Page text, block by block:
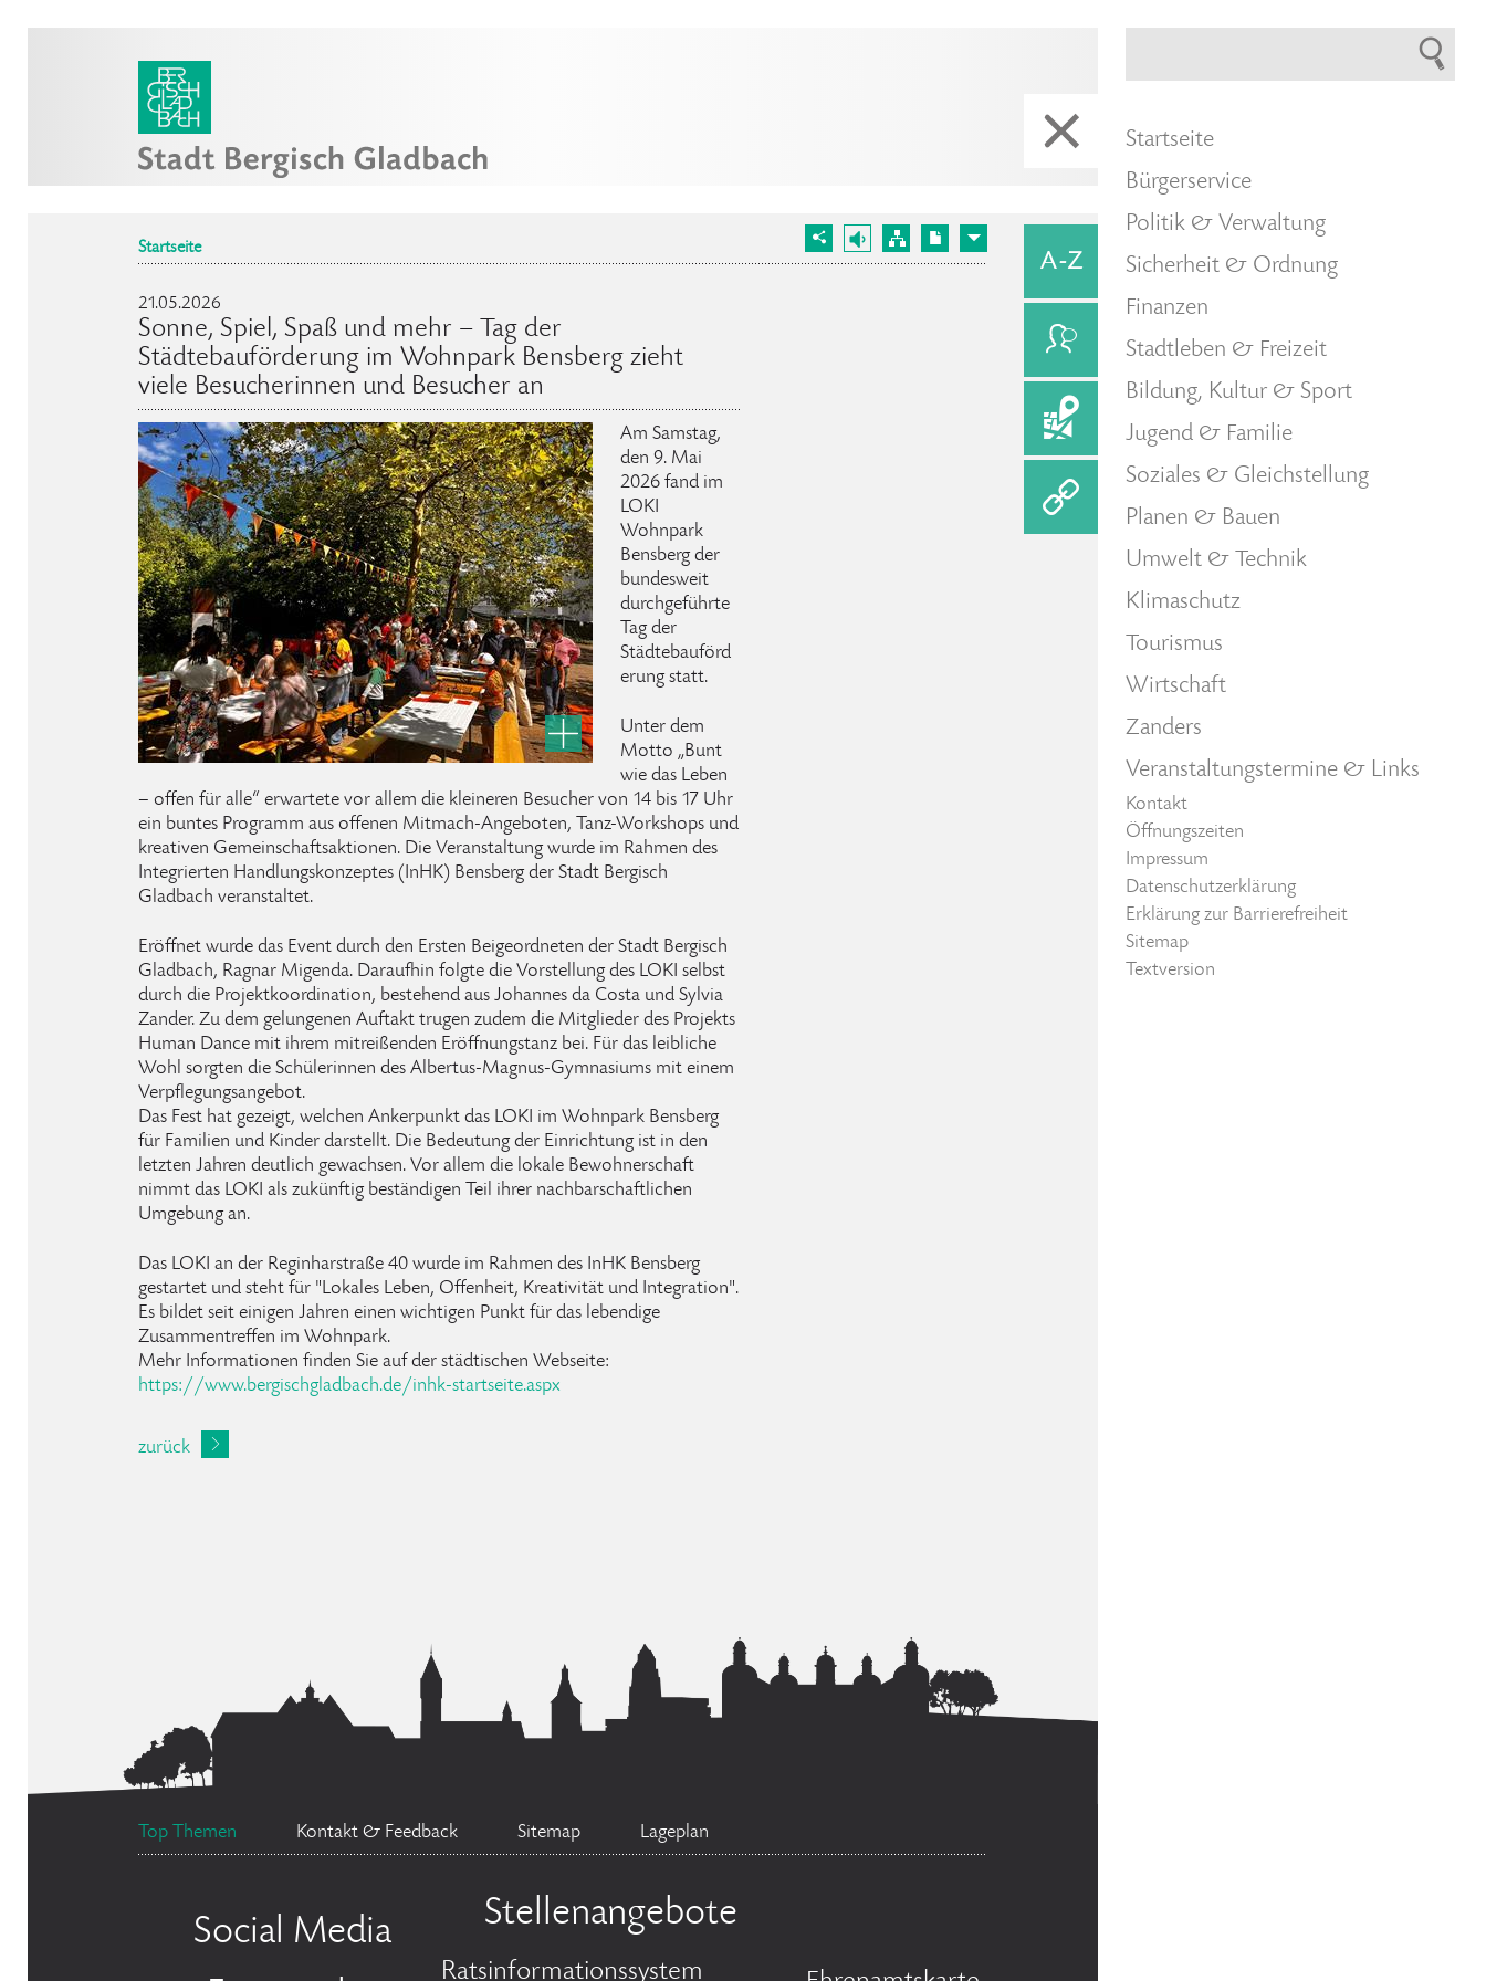
Startseite
21.05.2026
Sonne, Spiel, Spaß und mehr – Tag der
Städtebauförderung im Wohnpark Bensberg zieht
viele Besucherinnen und Besucher an
Am Samstag,
den 9. Mai
2026 fand im
LOKI
Wohnpark
Bensberg der
bundesweit
durchgeführte
Tag der
Städtebauförd
erung statt.
Unter dem
Motto „Bunt
wie das Leben
– offen für alle“ erwartete vor allem die kleineren Besucher von 14 bis 17 Uhr
ein buntes Programm aus offenen Mitmach-Angeboten, Tanz-Workshops und
kreativen Gemeinschaftsaktionen. Die Veranstaltung wurde im Rahmen des
Integrierten Handlungskonzeptes (InHK) Bensberg der Stadt Bergisch
Gladbach veranstaltet.
Eröffnet wurde das Event durch den Ersten Beigeordneten der Stadt Bergisch
Gladbach, Ragnar Migenda. Daraufhin folgte die Vorstellung des LOKI selbst
durch die Projektkoordination, bestehend aus Johannes da Costa und Sylvia
Zander. Zu dem gelungenen Auftakt trugen zudem die Mitglieder des Projekts
Human Dance mit ihrem mitreißenden Eröffnungstanz bei. Für das leibliche
Wohl sorgten die Schülerinnen des Albertus-Magnus-Gymnasiums mit einem
Verpflegungsangebot.
Das Fest hat gezeigt, welchen Ankerpunkt das LOKI im Wohnpark Bensberg
für Familien und Kinder darstellt. Die Bedeutung der Einrichtung ist in den
letzten Jahren deutlich gewachsen. Vor allem die lokale Bewohnerschaft
nimmt das LOKI als zukünftig beständigen Teil ihrer nachbarschaftlichen
Umgebung an.
Das LOKI an der Reginharstraße 40 wurde im Rahmen des InHK Bensberg
gestartet und steht für "Lokales Leben, Offenheit, Kreativität und Integration".
Es bildet seit einigen Jahren einen wichtigen Punkt für das lebendige
Zusammentreffen im Wohnpark.
Mehr Informationen finden Sie auf der städtischen Webseite:
https://www.bergischgladbach.de/inhk-startseite.aspx
zurück
Top Themen Kontakt & Feedback Sitemap Lageplan
Social Media Stellenangebote
Ratsinformationssystem
Startseite
Bürgerservice
Politik & Verwaltung
Sicherheit & Ordnung
Finanzen
Stadtleben & Freizeit
Bildung, Kultur & Sport
Jugend & Familie
Soziales & Gleichstellung
Planen & Bauen
Umwelt & Technik
Klimaschutz
Tourismus
Wirtschaft
Zanders
Veranstaltungstermine & Links
Kontakt
Öffnungszeiten
Impressum
Datenschutzerklärung
Erklärung zur Barrierefreiheit
Sitemap
Textversion